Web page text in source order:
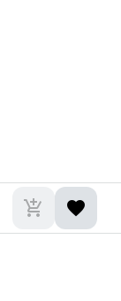
add_shopping_cart favorite